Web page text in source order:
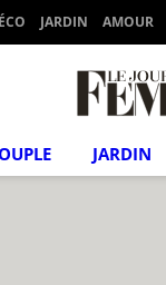
JARDIN AMOUR
JARDIN